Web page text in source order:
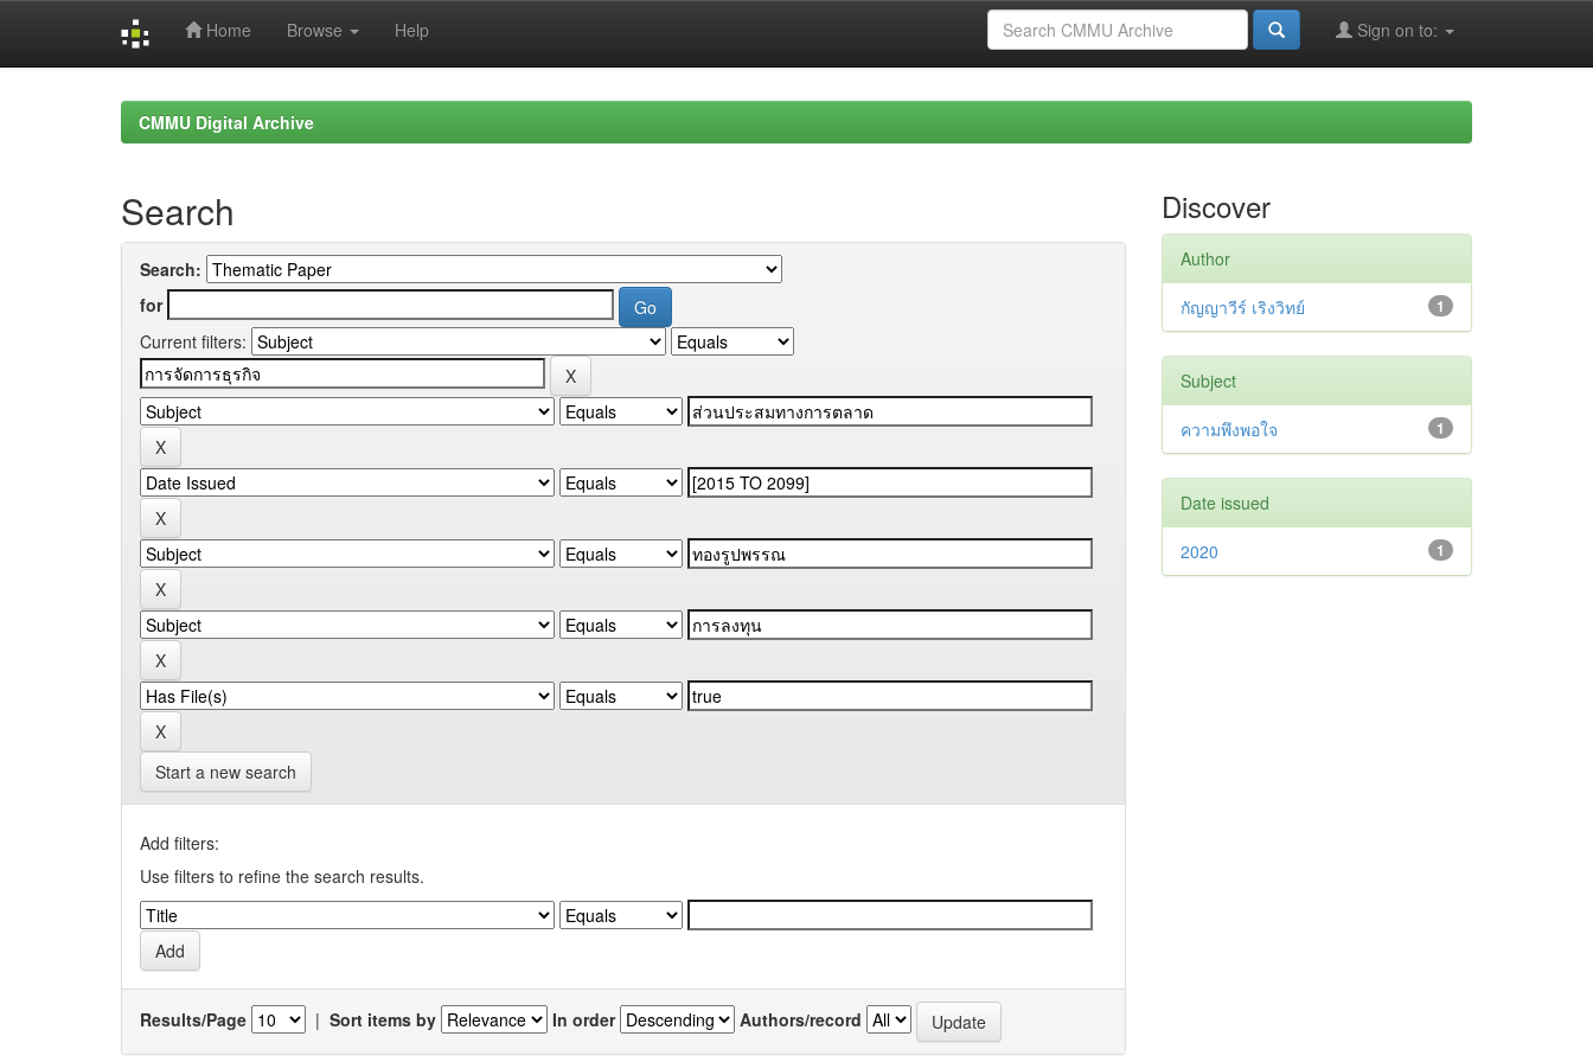
Home Browse Help Sign on to:
CMMU Digital Archive
Search
Search:
for
Current filters:
Start a new search
Add filters:
Use filters to refine the search results.
Results/Page | Sort items by In order Authors/record
Discover
Author
1
กัญญาวีร์ เริงวิทย์
Subject
1
ความพึงพอใจ
Date issued
1
2020